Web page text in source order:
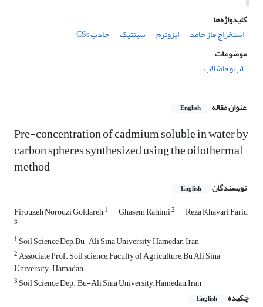
کلیدواژه‌ها
استخراج فاز جامد
ایزوترم سینتیک
جاذب CSs
موضوعات
آب و فاضلاب
عنوان مقاله English
Pre-concentration of cadmium soluble in water by
carbon spheres synthesized using the oilothermal
method
نویسندگان English
Firouzeh Norouzi Goldareh1 Ghasem Rahimi2 Reza Khavari Farid
3
1 Soil Science Dep, Bu-Ali Sina University, Hamedan, Iran
2Associate Prof. Soil science, Faculty of Agriculture, Bu Ali Sina
University. Hamadan
3 Soil Science Dep., Bu-Ali Sina University, Hamedan, Iran
چکیده
English